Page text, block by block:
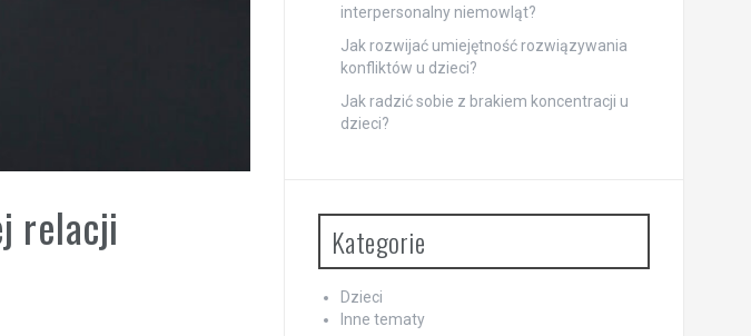
relacji
interpersonalny niemowląt?
Jak rozwijać umiejętność rozwiązywania
konfliktów u dzieci?
Jak radzić sobie z brakiem koncentracji u
dzieci?
Kategorie
Dzieci
Inne tematy